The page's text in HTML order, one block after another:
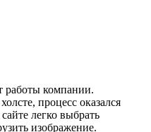
работы компании.
процесс оказался
легко выбрать
изображение.